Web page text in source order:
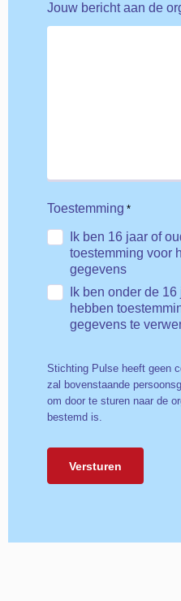
Jouw bericht aan de
Toestemming *
Ik ben 16 jaar of
toestemming voor
gegevens
Ik ben onder de
hebben
gegevens te
Stichting Pulse heeft geen
zal bovenstaande
om door te sturen naar de
bestemd is.